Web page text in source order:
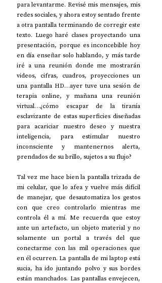
para levantarme. Revisé mis mensajes, mis
redes sociales, y ahora estoy sentado frente
a otra pantalla terminando de corregir este
texto. Luego haré clases proyectando una
presentación, porque es inconcebible hoy
en día enseñar solo hablando, y más tarde
iré a una reunión donde me mostrarán
videos, cifras, cuadros, proyecciones un
una pantalla HD…ayer tuve una sesión de
terapia online, y mañana una reunión
virtual…¿cómo escapar de la tiranía
esclavizante de estas superficies diseñadas
para acariciar nuestro deseo y nuestra
inteligencia, para estimular nuestro
inconsciente y mantenernos alerta,
prendados de su brillo, sujetos a su flujo?
Tal vez me hace bien la pantalla trizada de
mi celular, que lo afea y vuelve más difícil
de manejar, que desautomatiza los gestos
con que creo controlarlo mientras me
controla él a mí. Me recuerda que estoy
ante un artefacto, un objeto material y no
solamente un portal a través del que
conectarme con las mil operaciones que
en él ocurren. La pantalla de mi laptop está
sucia, ha ido juntando polvo y sus bordes
están manchados. Las pantallas envejecen,